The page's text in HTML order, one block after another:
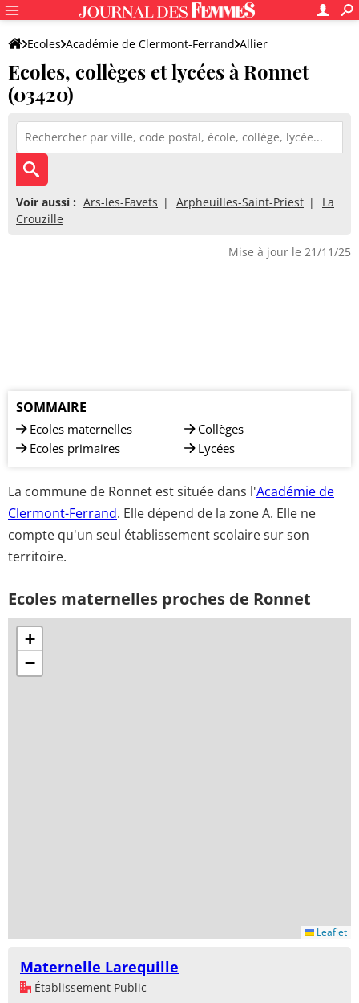
Ecoles Académie de Clermont-Ferrand Allier
Ecoles, collèges et lycées à Ronnet
(03420)
Voir aussi : Ars-les-Favets Arpheuilles-Saint-Priest
La
Crouzille
Mise à jour le 21/11/25
SOMMAIRE
Ecoles maternelles
Ecoles primaires
Collèges
Lycées
La commune de Ronnet est située dans l'Académie de
Clermont-Ferrand. Elle dépend de la zone A. Elle ne
compte qu'un seul établissement scolaire sur son
territoire.
Ecoles maternelles proches de Ronnet
+
−
Leaflet
Maternelle Larequille
Établissement Public